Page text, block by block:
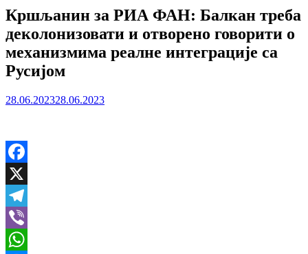
Кршљанин за РИА ФАН: Балкан треба
деколонизовати и отворено говорити о
механизмима реалне интеграције са
Русијом
28.06.202328.06.2023
Facebook
X
Telegram
Viber